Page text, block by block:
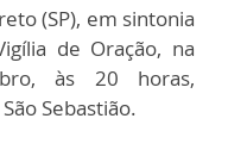
(SP), em sintonia
de Oração, na
às 20 horas,
Sebastião.